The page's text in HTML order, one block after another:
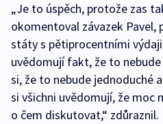
„Je to úspěch, protože zas
okomentoval závazek Pavel,
státy s pětiprocentními
uvědomují fakt, že to
si, že to nebude jednoduché
si všichni uvědomují, že moc
o čem diskutovat,“ zdůraznil.